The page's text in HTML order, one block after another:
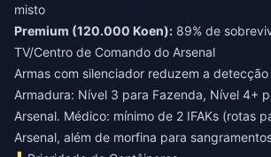
Premium (120.000 Koen): 89% de
TV/Centro de Comando do Arsenal
Armas com silenciador reduzem a detecção
Armadura: Nível 3 para Fazenda, Nível 4+
Arsenal. Médico: mínimo de 2 IFAKs (rotas
Arsenal, além de morfina para